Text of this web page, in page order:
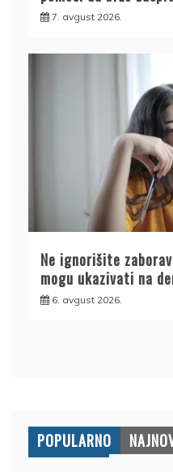
7. avgust 2026.
Ne ignorišite
mogu ukazivati na
6. avgust 2026.
POPULARNO